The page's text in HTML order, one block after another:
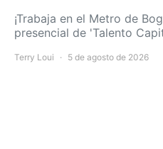
¡Trabaja en el Metro de
presencial de 'Talento
Terry Loui 5 de agosto de 2026